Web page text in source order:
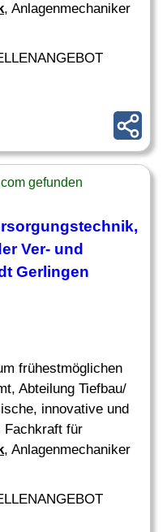
, Anlagenmechaniker
gefunden
,
Ver- und
Gerlingen
frühestmöglichen
Abteilung Tiefbau/
innovative und
Fachkraft für
, Anlagenmechaniker